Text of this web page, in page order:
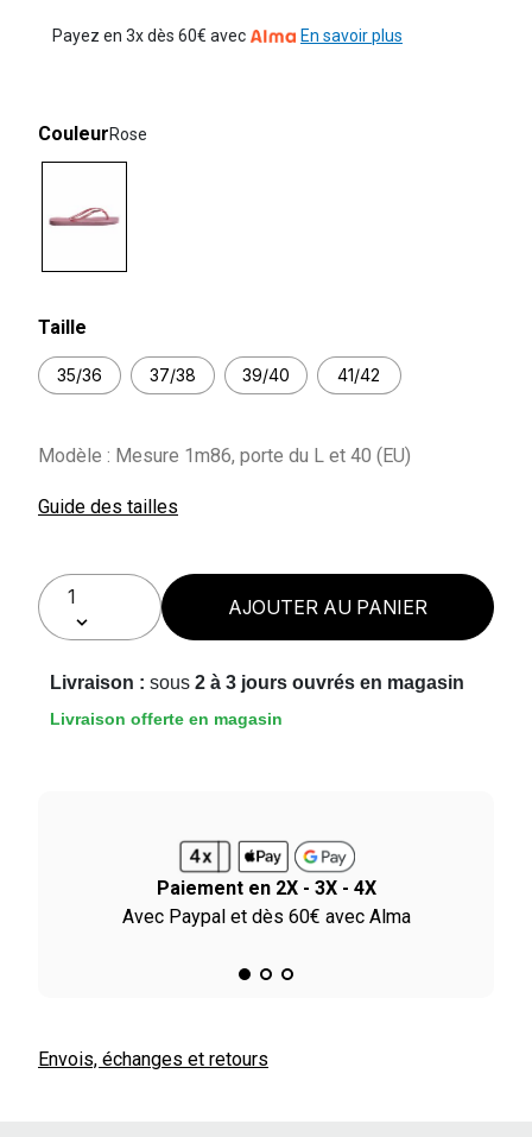
Payez en 3x dès 60€ avec En savoir plus
CouleurRose
Taille
35/36 37/38 39/40 41/42
Modèle : Mesure 1m86, porte du L et 40 (EU)
Guide des tailles
AJOUTER AU PANIER
Livraison : sous 2 à 3 jours ouvrés en magasin
Livraison offerte en magasin
Paiement en 2X - 3X - 4X
Avec Paypal et dès 60€ avec Alma
Envois, échanges et retours